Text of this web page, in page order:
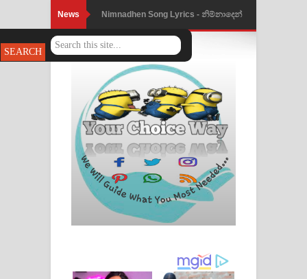
News Obamai Mage Adare Song Lyrics -
ඔබමයි මගේ ආදරේ ගීතයේ පද පෙළ
Pansal Gihin Song Lyrics - පන්සල් ගිහිං
ගීතයේ පද පෙළ
Ankeliya Song Lyrics - අංකෙළිය ගීතයේ
පද පෙළ
DEAR GOD Song Lyrics - ඩියර් ගෝඩ්
ගීතයේ පද පෙළ
මනමාල කතා ගීතයේ පද පෙළ